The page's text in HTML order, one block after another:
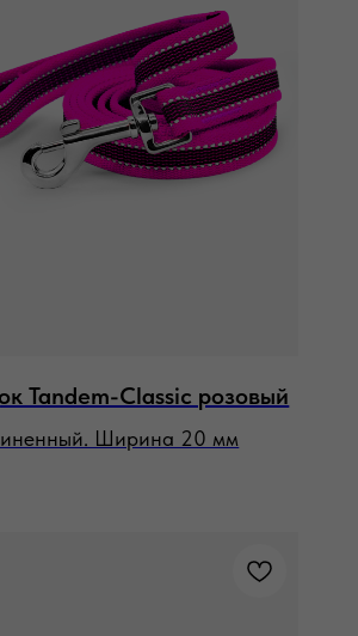
Tandem-Classic розовый
Ширина 20 мм